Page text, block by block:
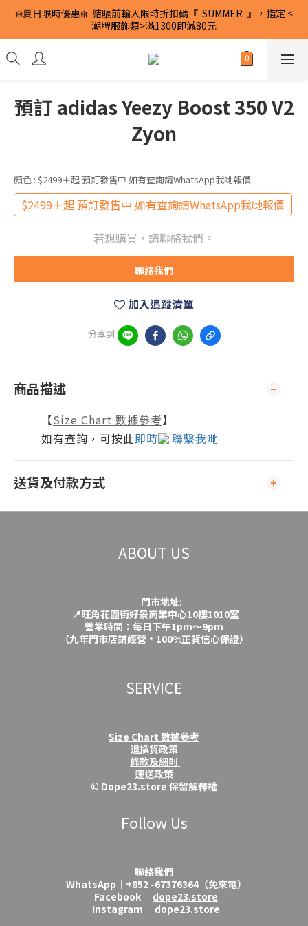
❄️夏日限時優惠❄️  結賬前輸入限時折扣碼『  SUMMER  』，指定 <
潮牌服飾類>滿1300即減80元
預訂 adidas Yeezy Boost 350 V2
Zyon
顏色 : $2499＋起 預訂發售中 如有查詢請WhatsApp我哋報價
$2499＋起 預訂發售中 如有查詢請WhatsApp我哋報價
若想購買，請聯絡我們。
聯絡我們
加入追蹤清單
分享到
商品描述
【Size Chart 數據參考】
如有查詢，可按此即時 聯繫我哋
送貨及付款方式
ABOUT US
門市地址:
📍旺角花園街好景商業中心10樓1010室
營業時間：每日下午1pm～9pm
（九年門市店鋪經營·100%正貨信心保證）
SERVICE
Size Chart 數據參考
退換貨政策
條款及細則
運送政策
© Dope23.store 保留解釋權
Follow Us
聯絡我們
WhatsApp│ +852 -67376364（免來電）
Facebook│ dope23.store
Instagram│ dope23.store